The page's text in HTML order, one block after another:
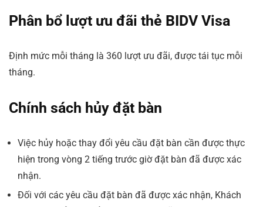
Phân bổ lượt ưu đãi thẻ BIDV Visa
Định mức mỗi tháng là 360 lượt ưu đãi, được tái tục mỗi
tháng.
Chính sách hủy đặt bàn
Việc hủy hoặc thay đổi yêu cầu đặt bàn cần được thực
hiện trong vòng 2 tiếng trước giờ đặt bàn đã được xác
nhận.
Đối với các yêu cầu đặt bàn đã được xác nhận, Khách